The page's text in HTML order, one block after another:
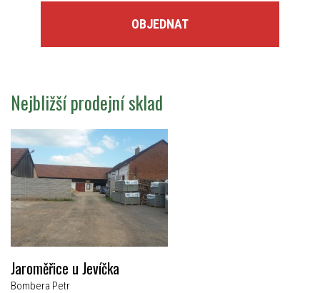
OBJEDNAT
Nejbližší prodejní sklad
Jaroměřice u Jevíčka
Bombera Petr